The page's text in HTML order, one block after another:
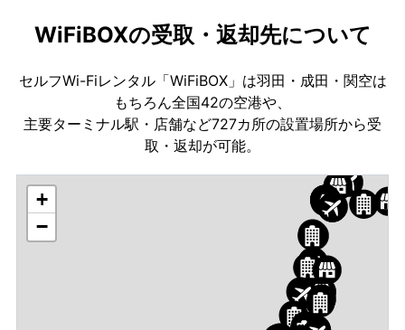
WiFiBOXの受取・返却先について
セルフWi-Fiレンタル「WiFiBOX」は羽田・成田・関空は
もちろん全国42の空港や、
主要ターミナル駅・店舗など727カ所の設置場所から受
取・返却が可能。
+
−